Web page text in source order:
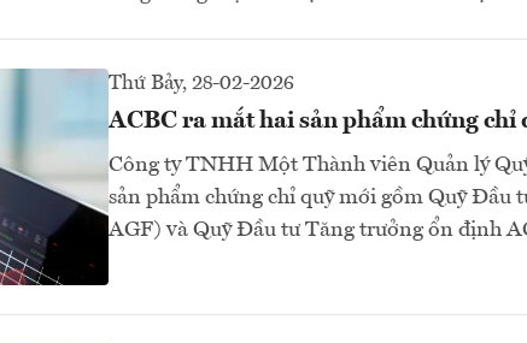
Thứ Bảy, 28-02-2026
ACBC ra mắt hai sản phẩm chứng chỉ
Công ty TNHH Một Thành viên Quản lý
sản phẩm chứng chỉ quỹ mới gồm Quỹ Đầu
AGF) và Quỹ Đầu tư Tăng trưởng ổn định